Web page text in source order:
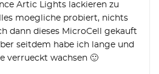
Artic Lights lackieren zu
moegliche probiert, nichts
dann dieses MicroCell gekauft
seitdem habe ich lange und
verrueckt wachsen 🙂